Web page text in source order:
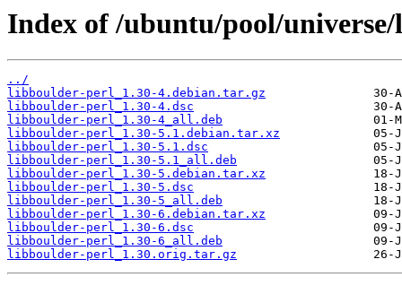
Index of /ubuntu/pool/
../
libboulder-perl_1.30-4.debian.tar.gz
libboulder-perl_1.30-4.dsc
libboulder-perl_1.30-4_all.deb
libboulder-perl_1.30-5.1.debian.tar.xz
libboulder-perl_1.30-5.1.dsc
libboulder-perl_1.30-5.1_all.deb
libboulder-perl_1.30-5.debian.tar.xz
libboulder-perl_1.30-5.dsc
libboulder-perl_1.30-5_all.deb
libboulder-perl_1.30-6.debian.tar.xz
libboulder-perl_1.30-6.dsc
libboulder-perl_1.30-6_all.deb
libboulder-perl_1.30.orig.tar.gz